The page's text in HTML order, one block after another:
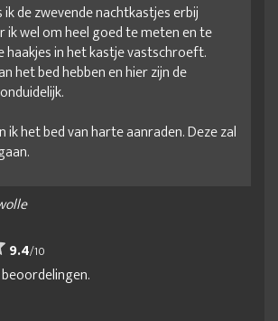
de zwevende nachtkastjes erbij
ik wel om heel goed te meten en te
haakjes in het kastje vastschroeft.
het bed hebben en hier zijn de
ik het bed van harte aanraden. Deze zal
9.4/10
beoordelingen.